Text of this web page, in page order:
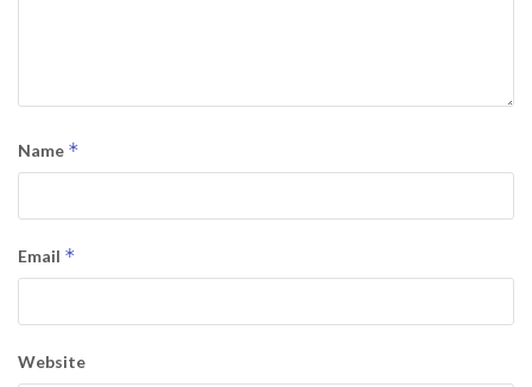
Name *
Email *
Website